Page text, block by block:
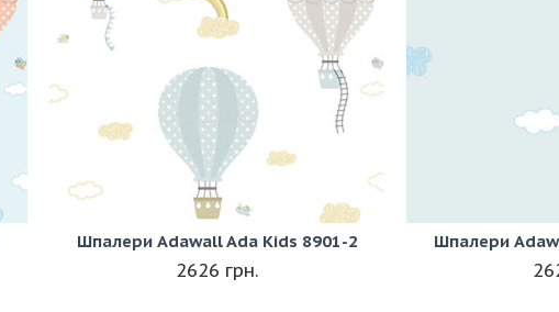
Шпалери Adawall Ada Kids 8901-2
2626 грн.
Шпалери